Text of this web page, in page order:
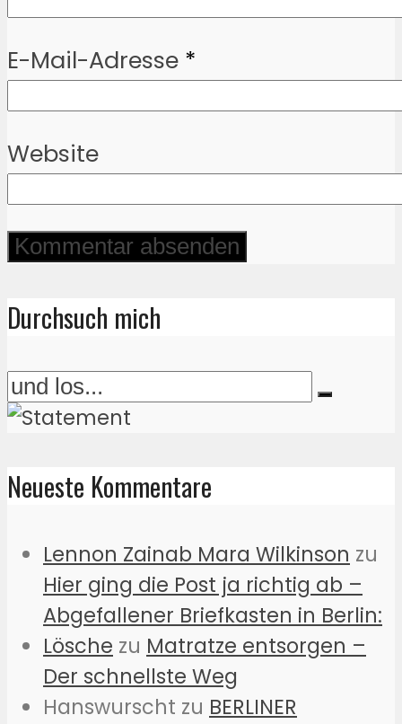
E-Mail-Adresse *
Website
Durchsuch mich
Neueste Kommentare
Lennon Zainab Mara Wilkinson zu
Hier ging die Post ja richtig ab –
Abgefallener Briefkasten in Berlin:
Lösche zu Matratze entsorgen –
Der schnellste Weg
Hanswurscht zu BERLINER